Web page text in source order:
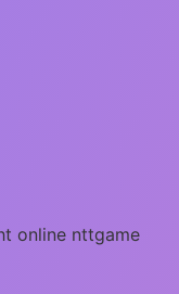
online nttgame